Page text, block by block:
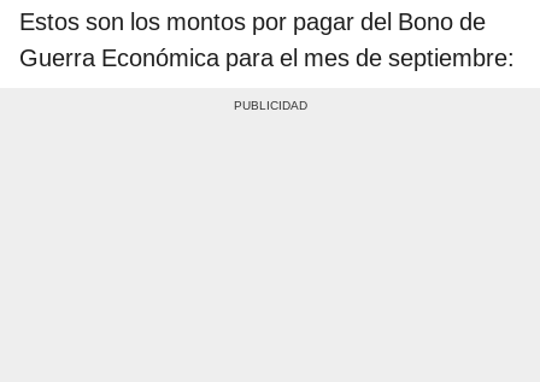
Estos son los montos por pagar del Bono de
Guerra Económica para el mes de septiembre: